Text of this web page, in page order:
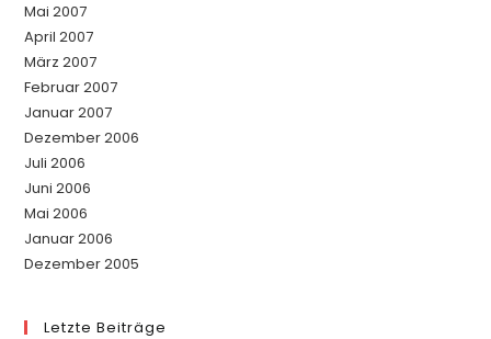
Mai 2007
April 2007
März 2007
Februar 2007
Januar 2007
Dezember 2006
Juli 2006
Juni 2006
Mai 2006
Januar 2006
Dezember 2005
Letzte Beiträge